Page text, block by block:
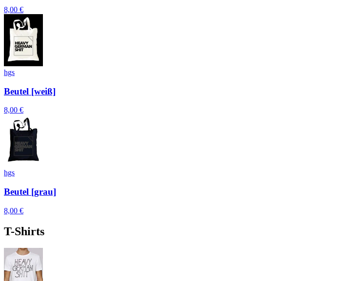
8,00 €
hgs
Beutel [weiß]
8,00 €
hgs
Beutel [grau]
8,00 €
T-Shirts